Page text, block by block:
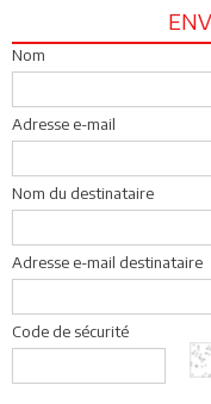
Nom
Adresse e-mail
Nom du destinataire
Adresse e-mail destinataire
Code de sécurité